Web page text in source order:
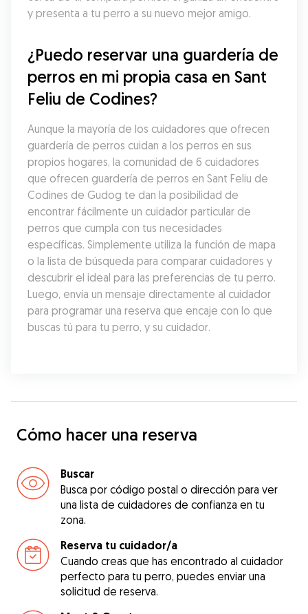
y presenta a tu perro a su nuevo mejor amigo.
¿Puedo reservar una guardería de
perros en mi propia casa en Sant
Feliu de Codines?
Aunque la mayoría de los cuidadores que ofrecen
guardería de perros cuidan a los perros en sus
propios hogares, la comunidad de 6 cuidadores
que ofrecen guardería de perros en Sant Feliu de
Codines de Gudog te dan la posibilidad de
encontrar fácilmente un cuidador particular de
perros que cumpla con tus necesidades
específicas. Simplemente utiliza la función de mapa
o la lista de búsqueda para comparar cuidadores y
descubrir el ideal para las preferencias de tu perro.
Luego, envía un mensaje directamente al cuidador
para programar una reserva que encaje con lo que
buscas tú para tu perro, y su cuidador.
Cómo hacer una reserva
Buscar
Busca por código postal o dirección para ver
una lista de cuidadores de confianza en tu
zona.
Reserva tu cuidador/a
Cuando creas que has encontrado al cuidador
perfecto para tu perro, puedes enviar una
solicitud de reserva.